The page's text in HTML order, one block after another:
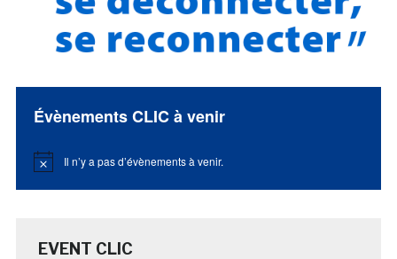
Évènements CLIC à venir
Notice Il n’y a pas d’évènements à venir.
EVENT CLIC